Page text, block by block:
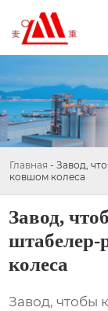
Главная - Завод,
ковшом колеса
Завод,
штабелер-
колеса
Завод, чтобы